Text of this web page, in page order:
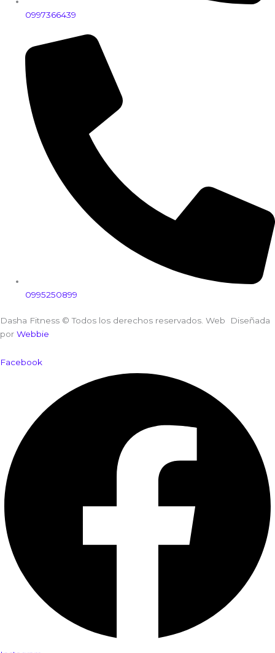
0997366439
0995250899
Dasha Fitness © Todos los derechos reservados. Web Diseñada
por Webbie
Facebook